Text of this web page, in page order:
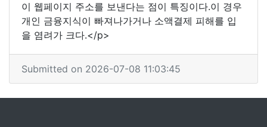
이 웹페이지 주소를 보낸다는 점이 특징이다.이 경우
개인 금융지식이 빠져나가거나 소액결제 피해를 입
을 염려가 크다.</p>
Submitted on 2026-07-08 11:03:45